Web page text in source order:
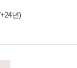
년)